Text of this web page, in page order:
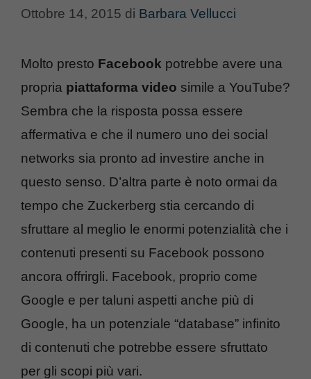
Ottobre 14, 2015 di Barbara Vellucci
Molto presto Facebook potrebbe avere una
propria piattaforma video simile a YouTube?
Sembra che la risposta possa essere
affermativa e che il numero uno dei social
networks sia pronto ad investire anche in
questo senso. D’altra parte è noto ormai da
tempo che Zuckerberg stia cercando di
sfruttare al meglio le enormi potenzialità che i
contenuti presenti su Facebook possono
ancora offrirgli. Facebook, proprio come
Google e per taluni aspetti anche più di
Google, ha un potenziale “database” infinito
di contenuti che potrebbe essere sfruttato
per gli scopi più vari.